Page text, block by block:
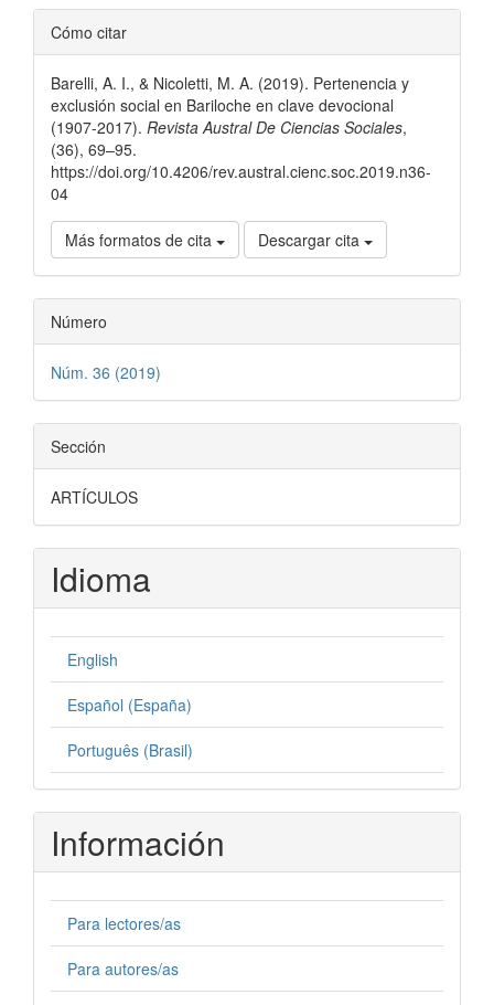
Detalles
del
artículo
Cómo citar
Barelli, A. I., & Nicoletti, M. A. (2019). Pertenencia y
exclusión social en Bariloche en clave devocional
(1907-2017). Revista Austral De Ciencias Sociales,
(36), 69–95.
https://doi.org/10.4206/rev.austral.cienc.soc.2019.n36-
04
Más formatos de cita Descargar cita
Número
Núm. 36 (2019)
Sección
ARTÍCULOS
Idioma
English
Español (España)
Português (Brasil)
Información
Para lectores/as
Para autores/as